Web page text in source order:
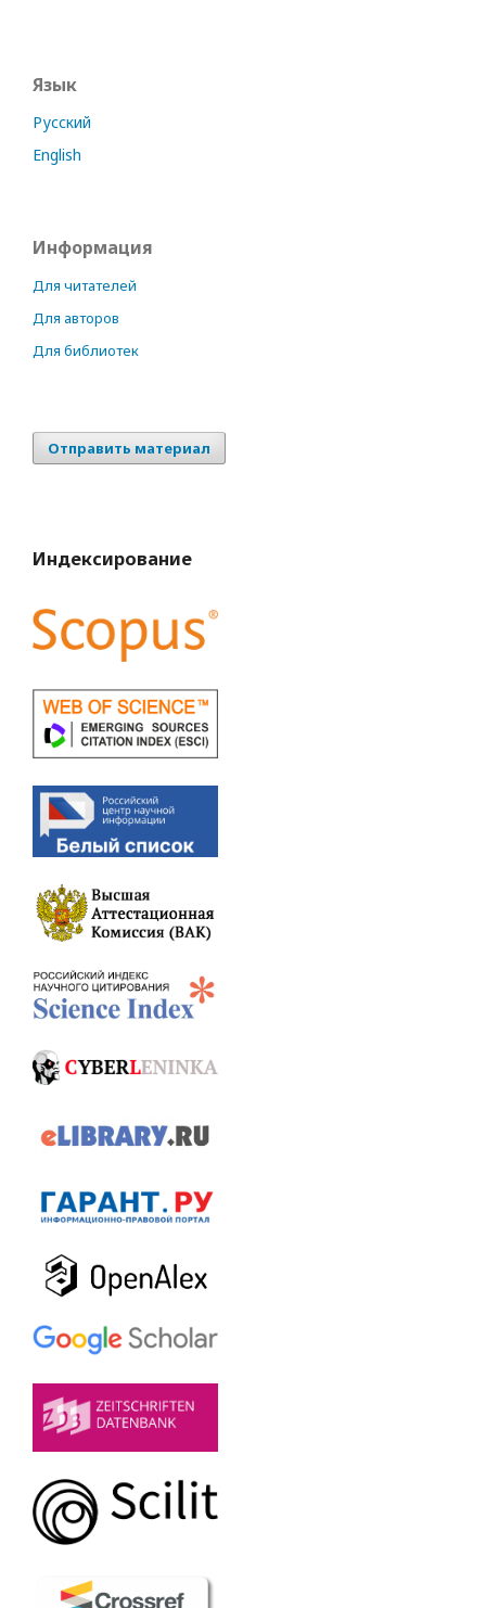
Язык
Русский
English
Информация
Для читателей
Для авторов
Для библиотек
Отправить материал
Индексирование